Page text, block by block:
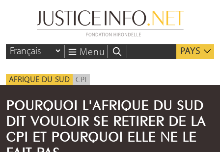
Menu PAYS
AFRIQUE DU SUD CPI
POURQUOI L'AFRIQUE DU SUD
DIT VOULOIR SE RETIRER DE LA
CPI ET POURQUOI ELLE NE LE